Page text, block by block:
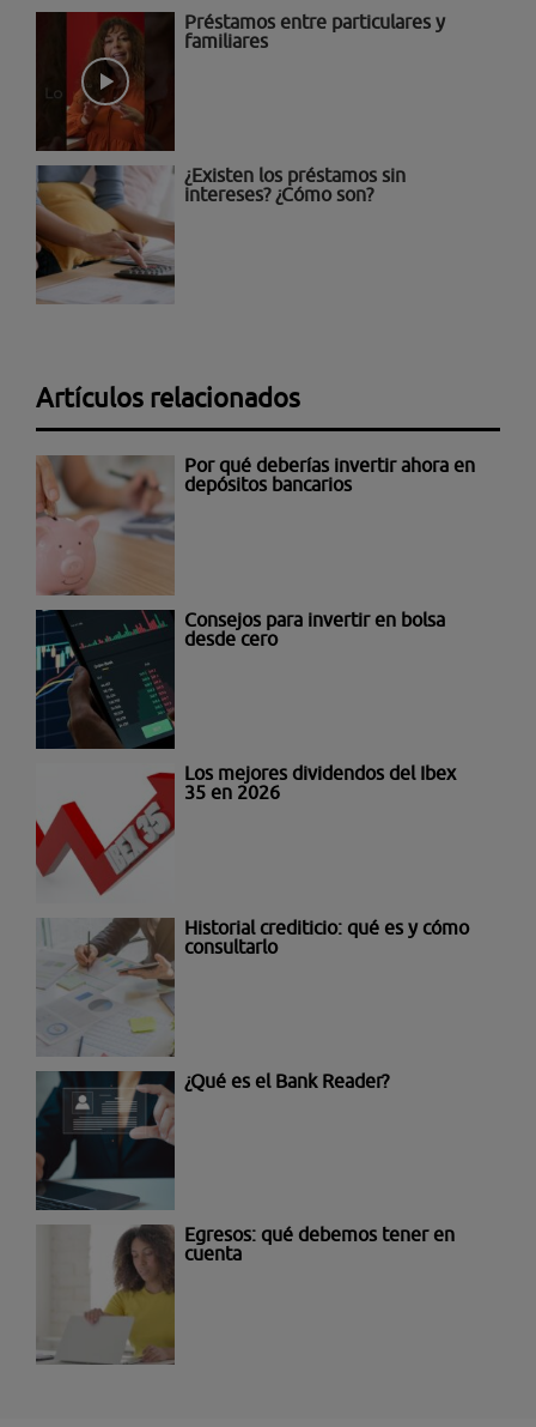
Préstamos entre particulares y
familiares
¿Existen los préstamos sin
intereses? ¿Cómo son?
Artículos relacionados
Por qué deberías invertir ahora en
depósitos bancarios
Consejos para invertir en bolsa
desde cero
Los mejores dividendos del Ibex
35 en 2026
Historial crediticio: qué es y cómo
consultarlo
¿Qué es el Bank Reader?
Egresos: qué debemos tener en
cuenta